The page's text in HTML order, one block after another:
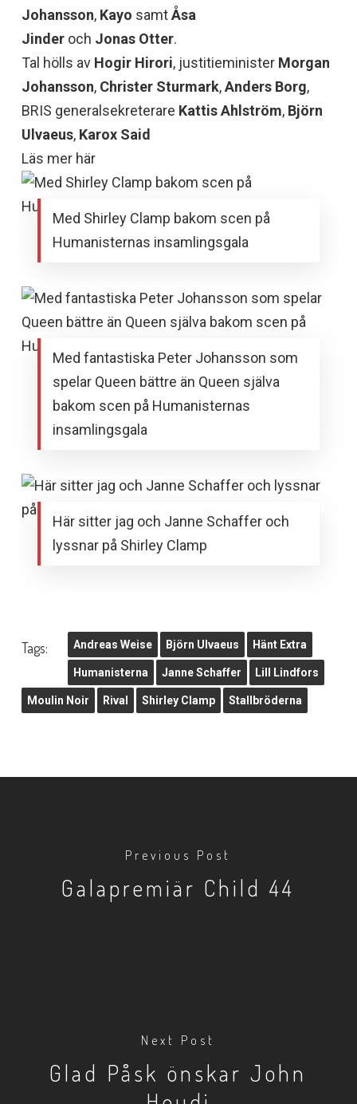
Johansson, Kayo samtÅsa
Jinder och Jonas Otter.
Tal hölls av Hogir Hirori, justitieminister Morgan
Johansson, Christer Sturmark,Anders Borg,
BRIS generalsekreterare Kattis Ahlström, Björn
Ulvaeus, Karox Said
Läs mer här
Med Shirley Clamp bakom scen på
Humanisternas insamlingsgala
Med fantastiska Peter Johansson som
spelar Queen bättre än Queen själva
bakom scen på Humanisternas
insamlingsgala
Här sitter jag och Janne Schaffer och
lyssnar på Shirley Clamp
Tags: Andreas Weise Björn Ulvaeus Hänt Extra
Humanisterna Janne Schaffer Lill Lindfors
Moulin Noir Rival Shirley Clamp Stallbröderna
Previous Post
Galapremiär Child 44
Next Post
Glad Påsk önskar John